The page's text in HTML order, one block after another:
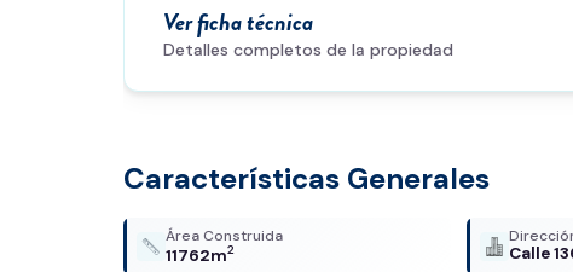
Ver ficha técnica
Detalles completos de la propiedad
Características Generales
Área Construida
11762m2 Calle